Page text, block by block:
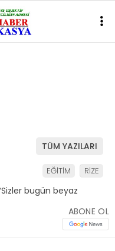
TÜM YAZILARI
EĞİTİM RİZE
ABONE OL